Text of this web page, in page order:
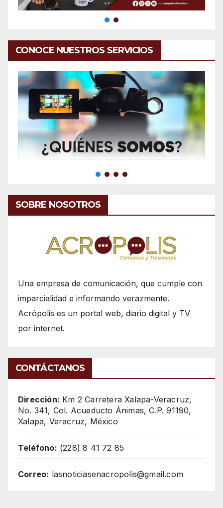
CONOCE NUESTROS SERVICIOS
SOBRE NOSOTROS
Una empresa de comunicación, que cumple con
imparcialidad e informando verazmente.
Acrópolis es un portal web, diario digital y TV
por internet.
CONTÁCTANOS
Dirección: Km 2 Carretera Xalapa-Veracruz,
No. 341, Col. Acueducto Ánimas, C.P. 91190,
Xalapa, Veracruz, México
Teléfono: (228) 8 41 72 85
Correo: lasnoticiasenacropolis@gmail.com